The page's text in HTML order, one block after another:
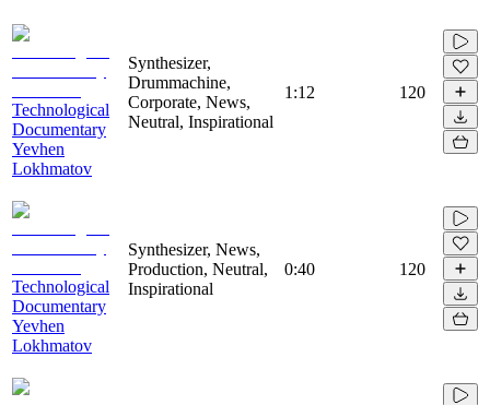
Technological
Documentary
Yevhen
Lokhmatov
Synthesizer,
Drummachine,
Corporate, News,
Neutral, Inspirational
1:12 120
Technological
Documentary
Yevhen
Lokhmatov
Synthesizer, News,
Production, Neutral,
Inspirational
0:40 120